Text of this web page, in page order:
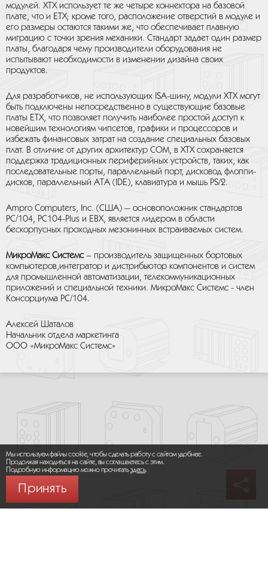
модулей. XTX использует те же четыре коннектора на базовой
плате, что и ETX; кроме того, расположение отверстий в модуле и
его размеры остаются такими же, что обеспечивает плавную
миграцию с точки зрения механики. Стандарт задает один размер
платы, благодаря чему производители оборудования не
испытывают необходимости в изменении дизайна своих
продуктов.
Для разработчиков, не использующих ISA-шину, модули XTX могут
быть подключены непосредственно в существующие базовые
платы ETX, что позволяет получить наиболее простой доступ к
новейшим технологиям чипсетов, графики и процессоров и
избежать финансовых затрат на создание специальных базовых
плат. В отличие от других архитектур COM, в XTX сохраняется
поддержка традиционных периферийных устройств, таких, как
последовательные порты, параллельный порт, дисковод флоппи-
дисков, параллельный ATA (IDE), клавиатура и мышь PS/2.
Ampro Computers, Inc. (США) — основоположник стандартов
РС/104, РС104-Plus и EBX, является лидером в области
бескорпусных проходных мезонинных встраиваемых систем.
МикроМакс Системс– производитель защищенных бортовых
компьютеров,интегратор и дистрибьютор компонентов и систем
для промышленной автоматизации, телекоммуникационных
приложений и специальной техники. МикроМакс Системс - член
Консорциума РС/104.
Алексей Шаталов
Начальник отдела маркетинга
ООО «МикроМакс Системс»
Мы используем файлы cookie, чтобы сделать работу с сайтом удобнее.
Продолжая находиться на сайте, вы соглашаетесь с этим.
Подробную информацию можно прочитатьздесь.
Принять